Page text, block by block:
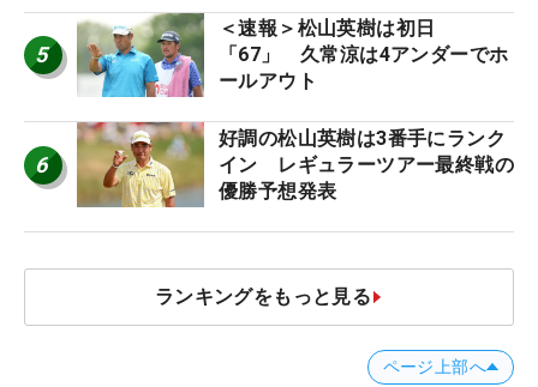
5
＜速報＞松山英樹は初日
「67」 久常涼は4アンダーでホ
ールアウト
6
好調の松山英樹は3番手にランク
イン レギュラーツアー最終戦の
優勝予想発表
ランキングをもっと見る
ページ上部へ